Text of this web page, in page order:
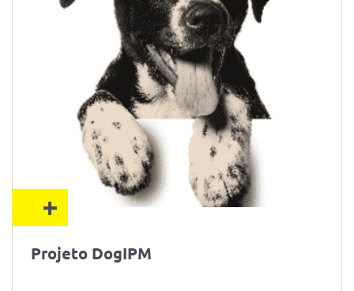
+
Projeto DogIPM